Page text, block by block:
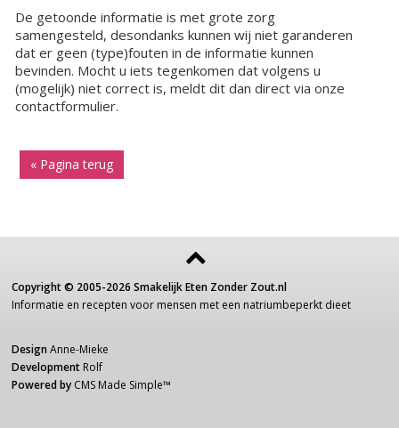
De getoonde informatie is met grote zorg
samengesteld, desondanks kunnen wij niet garanderen
dat er geen (type)fouten in de informatie kunnen
bevinden. Mocht u iets tegenkomen dat volgens u
(mogelijk) niet correct is, meldt dit dan direct via onze
contactformulier.
« Pagina terug
Copyright © 2005-2026 Smakelijk Eten Zonder Zout.nl
Informatie en recepten voor mensen met een natriumbeperkt dieet
Design Anne-Mieke
Development Rolf
Powered by CMS Made Simple™